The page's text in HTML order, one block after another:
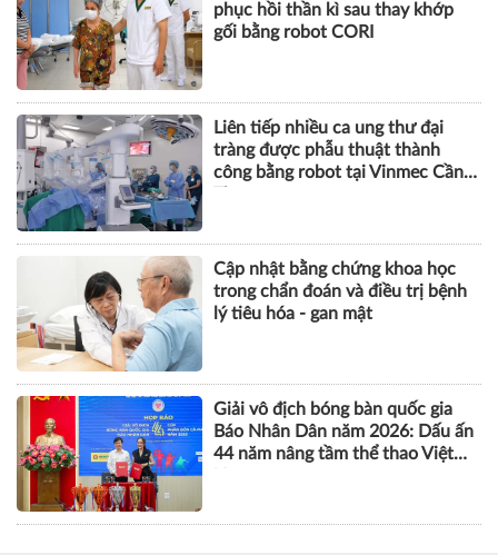
phục hồi thần kì sau thay khớp
gối bằng robot CORI
Liên tiếp nhiều ca ung thư đại
tràng được phẫu thuật thành
công bằng robot tại Vinmec Cần
Cập nhật bằng chứng khoa học
trong chẩn đoán và điều trị bệnh
lý tiêu hóa - gan mật
Giải vô địch bóng bàn quốc gia
Báo Nhân Dân năm 2026: Dấu ấn
44 năm nâng tầm thể thao Việt